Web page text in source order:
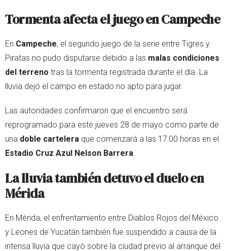
Tormenta afecta el juego en Campeche
En Campeche, el segundo juego de la serie entre Tigres y
Piratas no pudo disputarse debido a las malas condiciones
del terreno tras la tormenta registrada durante el día. La
lluvia dejó el campo en estado no apto para jugar.
Las autoridades confirmaron que el encuentro será
reprogramado para este jueves 28 de mayo como parte de
una doble cartelera que comenzará a las 17:00 horas en el
Estadio Cruz Azul Nelson Barrera.
La lluvia también detuvo el duelo en
Mérida
En Mérida, el enfrentamiento entre Diablos Rojos del México
y Leones de Yucatán también fue suspendido a causa de la
intensa lluvia que cayó sobre la ciudad previo al arranque del